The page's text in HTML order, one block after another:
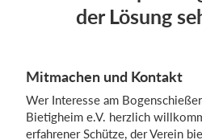
der Lösung
Mitmachen und Kontakt
Wer Interesse am
Bietigheim e.V. herzlich
erfahrener Schütze, der Verein